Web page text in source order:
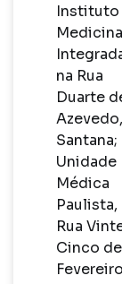
Instituto
Medicina
na Rua
Duarte
Azevedo,
Santana;
Unidade
Médica
Paulista,
Rua
Cinco de